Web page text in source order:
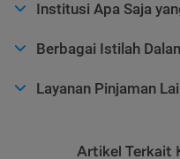
Institusi Apa Saja
Berbagai Istilah
Layanan Pinjaman
Artikel Terkait